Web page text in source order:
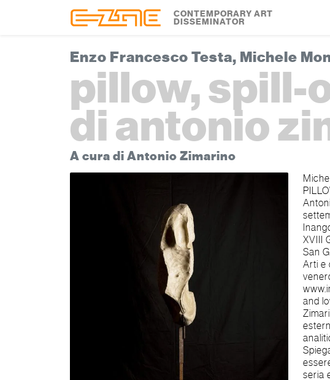
CONTEMPORARY ART
DISSEMINATOR
Enzo Francesco Testa, Michele
pillow, spill-
di antonio
A cura di Antonio Zimarino
Antonio
settembre
XVIII
San
Arti e dei
and
Zimarino Cosa può
seria
può essere
movimento,
non
metaforico: il
stessa.
del
della materia che lo ha
sono